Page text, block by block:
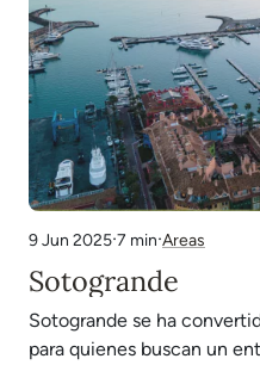
9 Jun 2025·7 min·Areas
Sotogrande
Sotogrande se ha
para quienes buscan un